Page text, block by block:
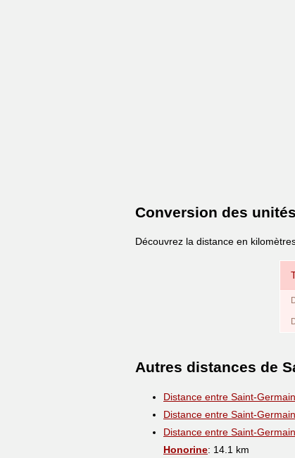
Conversion des
Découvrez la distance en
Autres distances de
Distance entre Saint-
Distance entre Saint-
Distance entre Saint-
Honorine: 14.1 km